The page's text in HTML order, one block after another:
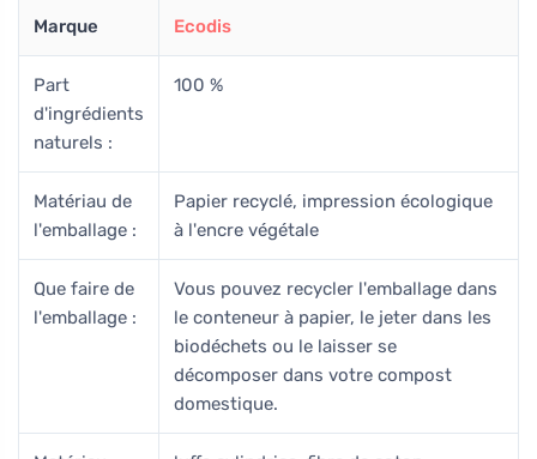
Marque Ecodis
Part
d'ingrédients
naturels :
100 %
Matériau de
l'emballage :
Papier recyclé, impression écologique
à l'encre végétale
Que faire de
l'emballage :
Vous pouvez recycler l'emballage dans
le conteneur à papier, le jeter dans les
biodéchets ou le laisser se
décomposer dans votre compost
domestique.